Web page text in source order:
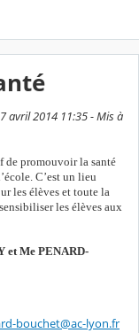
avril 2014 11:35 - Mis à
de promouvoir la santé
C’est un lieu
les élèves et toute la
les élèves aux
et Me PENARD-
bouchet@ac-lyon.fr